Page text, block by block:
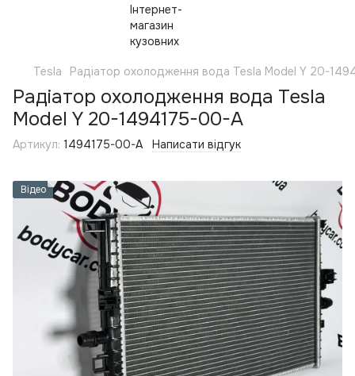
Tesla Радіатор охолодження вода Tesla Model Y 20-
Радіатор охолодження вода Tesla
Model Y 20-1494175-00-A
Артикул: 1494175-00-A Написати відгук
Відео